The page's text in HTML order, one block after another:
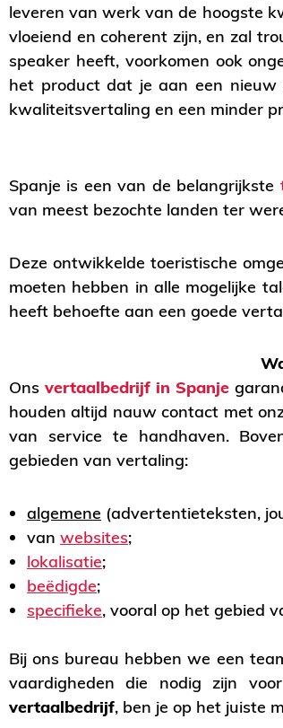
leveren van werk van de hoogste
vloeiend en coherent zijn, en zal
speaker heeft, voorkomen ook
het product dat je aan een nieuw
kwaliteitsvertaling en een minder
Spanje is een van de belangrijkste
van meest bezochte landen ter
Deze ontwikkelde toeristische
moeten hebben in alle mogelijke
heeft behoefte aan een goede
Ons vertaalbedrijf in Spanje
houden altijd nauw contact met
van service te handhaven.
gebieden van vertaling:
algemene (advertentieteksten,
van websites;
lokalisatie;
beëdigde;
specifieke, vooral op het gebied
Bij ons bureau hebben we een
vaardigheden die nodig zijn
vertaalbedrijf, ben je op het juiste